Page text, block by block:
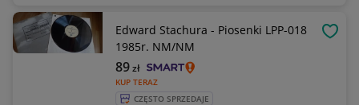
Edward Stachura - Piosenki LPP-018
1985r. NM/NM
KUP TERAZ
89zł
CZĘSTO SPRZEDAJE